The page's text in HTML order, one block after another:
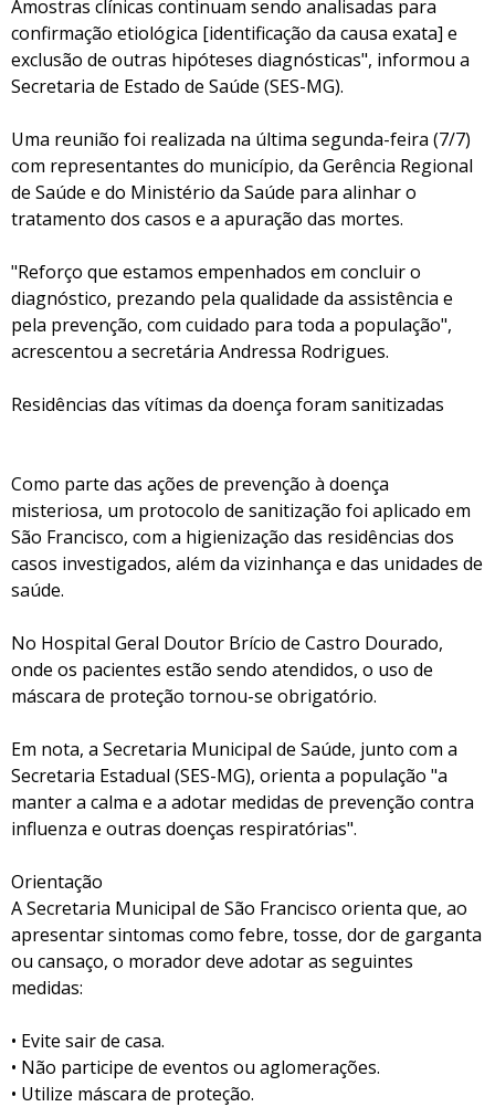
Amostras clínicas continuam sendo analisadas para
confirmação etiológica [identificação da causa exata] e
exclusão de outras hipóteses diagnósticas", informou a
Secretaria de Estado de Saúde (SES-MG).
Uma reunião foi realizada na última segunda-feira (7/7)
com representantes do município, da Gerência Regional
de Saúde e do Ministério da Saúde para alinhar o
tratamento dos casos e a apuração das mortes.
"Reforço que estamos empenhados em concluir o
diagnóstico, prezando pela qualidade da assistência e
pela prevenção, com cuidado para toda a população",
acrescentou a secretária Andressa Rodrigues.
Residências das vítimas da doença foram sanitizadas
Como parte das ações de prevenção à doença
misteriosa, um protocolo de sanitização foi aplicado em
São Francisco, com a higienização das residências dos
casos investigados, além da vizinhança e das unidades de
saúde.
No Hospital Geral Doutor Brício de Castro Dourado,
onde os pacientes estão sendo atendidos, o uso de
máscara de proteção tornou-se obrigatório.
Em nota, a Secretaria Municipal de Saúde, junto com a
Secretaria Estadual (SES-MG), orienta a população "a
manter a calma e a adotar medidas de prevenção contra
influenza e outras doenças respiratórias".
Orientação
A Secretaria Municipal de São Francisco orienta que, ao
apresentar sintomas como febre, tosse, dor de garganta
ou cansaço, o morador deve adotar as seguintes
medidas:
• Evite sair de casa.
• Não participe de eventos ou aglomerações.
• Utilize máscara de proteção.